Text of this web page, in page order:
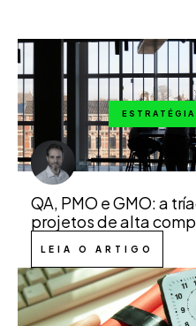
QA, PMO e GMO: a
projetos de alta
LEIA O ARTIGO